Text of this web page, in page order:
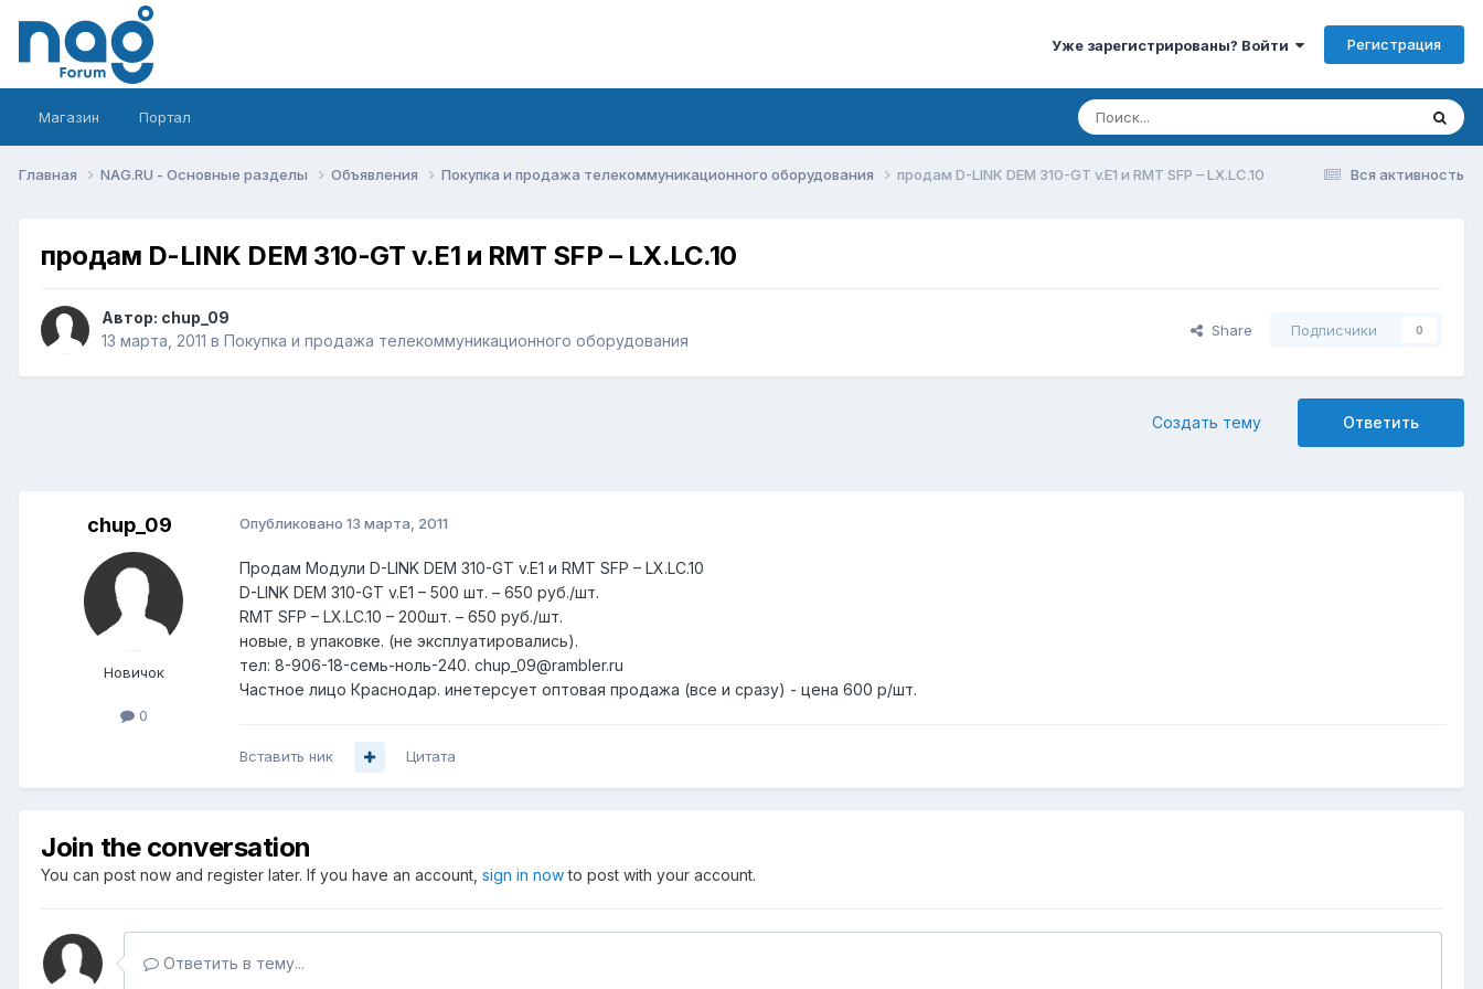
Уже зарегистрированы? Войти Регистрация
Магазин Портал
Вся активность
Главная NAG.RU - Основные разделы Объявления Покупка и продажа телекоммуникационного оборудования продам D-LINK DEM 310-GT v.E1 и RMT SFP – LX.LC.10
продам D-LINK DEM 310-GT v.E1 и RMT SFP – LX.LC.10
Автор: chup_09
13 марта, 2011 в Покупка и продажа телекоммуникационного оборудования
Share Подписчики 0
Ответить
Создать тему
chup_09
Новичок
0
Опубликовано 13 марта, 2011
Продам Модули D-LINK DEM 310-GT v.E1 и RMT SFP – LX.LC.10
D-LINK DEM 310-GT v.E1 – 500 шт. – 650 руб./шт.
RMT SFP – LX.LC.10 – 200шт. – 650 руб./шт.
новые, в упаковке. (не эксплуатировались).
тел: 8-906-18-семь-ноль-240. chup_09@rambler.ru
Частное лицо Краснодар. инетерсует оптовая продажа (все и сразу) - цена 600 р/шт.
Вставить ник Цитата
Join the conversation
You can post now and register later. If you have an account, sign in nowto post with your account.
Ответить в тему...